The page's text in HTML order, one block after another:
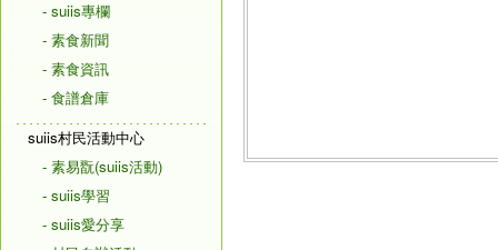
- suiis專欄
- 素食新聞
- 素食資訊
- 食譜倉庫
suiis村民活動中心
- 素易翫(suiis活動)
- suiis學習
- suiis愛分享